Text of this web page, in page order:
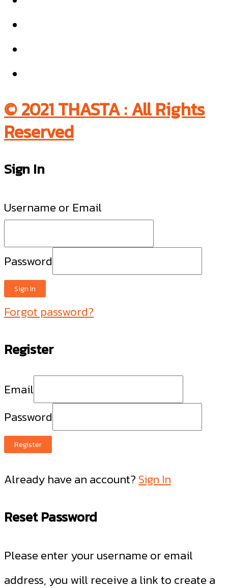
© 2021 THASTA : All Rights
Reserved
Sign In
Username or Email
Password
Sign In
Forgot password?
Register
Email
Password
Register
Already have an account? Sign In
Reset Password
Please enter your username or email
address, you will receive a link to create a